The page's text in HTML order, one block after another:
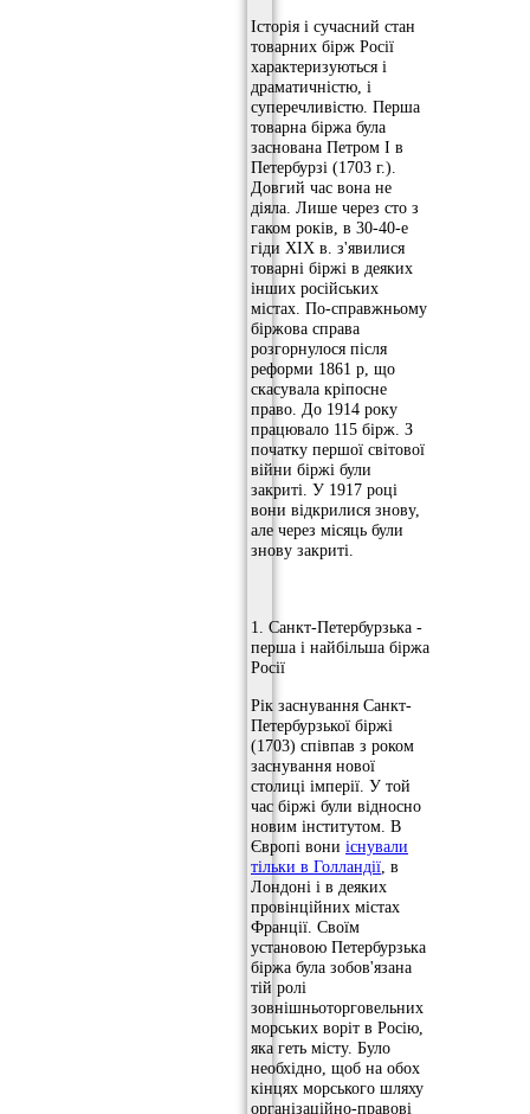
Історія і сучасний стан
товарних бірж Росії
характеризуються і
драматичністю, і
суперечливістю. Перша
товарна біржа була
заснована Петром I в
Петербурзі (1703 г.).
Довгий час вона не
діяла. Лише через сто з
гаком років, в 30-40-е
гіди XIX в. з'явилися
товарні біржі в деяких
інших російських
містах. По-справжньому
біржова справа
розгорнулося після
реформи 1861 р, що
скасувала кріпосне
право. До 1914 року
працювало 115 бірж. З
початку першої світової
війни біржі були
закриті. У 1917 році
вони відкрилися знову,
але через місяць були
знову закриті.
1. Санкт-Петербурзька -
перша і найбільша біржа
Росії
Рік заснування Санкт-
Петербурзької біржі
(1703) співпав з роком
заснування нової
столиці імперії. У той
час біржі були відносно
новим інститутом. В
Європі вони існували
тільки в Голландії , в
Лондоні і в деяких
провінційних містах
Франції. Своїм
установою Петербурзька
біржа була зобов'язана
тій ролі
зовнішньоторговельних
морських воріт в Росію,
яка геть місту. Було
необхідно, щоб на обох
кінцях морського шляху
організаційно-правові